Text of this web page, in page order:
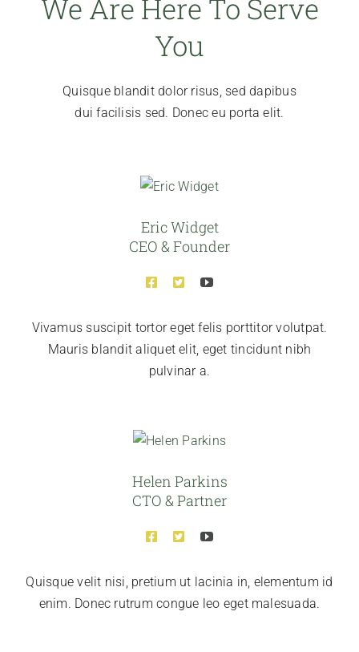
Είσοδος στην Πλατφόρμα
We Are Here To Serve
You
Quisque blandit dolor risus, sed dapibus
dui facilisis sed. Donec eu porta elit.
Eric Widget
CEO & Founder
Vivamus suscipit tortor eget felis porttitor volutpat.
Mauris blandit aliquet elit, eget tincidunt nibh
pulvinar a.
Helen Parkins
CTO & Partner
Quisque velit nisi, pretium ut lacinia in, elementum id
enim. Donec rutrum congue leo eget malesuada.